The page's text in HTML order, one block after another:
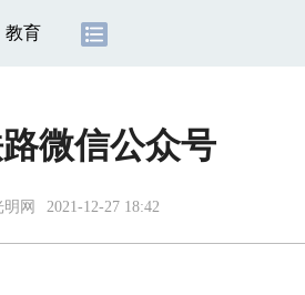
教育
微信公众号
明网 2021-12-27 18:42